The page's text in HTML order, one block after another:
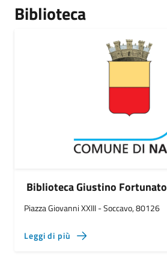
Biblioteca
Biblioteca Giustino Fortunato
Piazza Giovanni XXIII - Soccavo, 80126
Leggi di più